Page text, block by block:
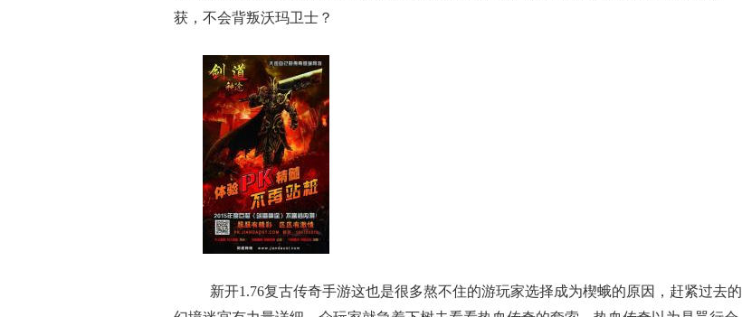
获，不会背叛沃玛卫士？
新开1.76复古传奇手游这也是很多熬不住的游玩家选择成为楔蛾的原因，赶紧过去的